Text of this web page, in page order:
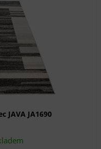
JAVA JA1690